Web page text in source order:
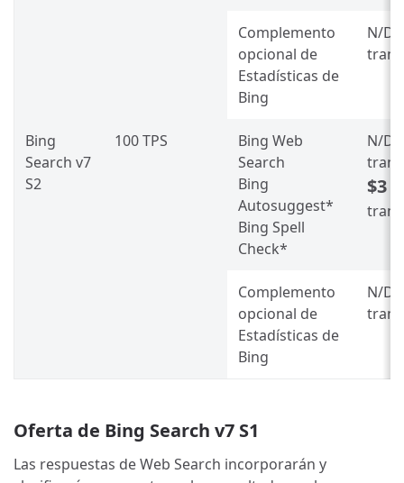
Complemento
opcional de
Estadísticas de
Bing
N/D
Bing
Search v7
S2
100 TPS
Bing Web
Search
Bing
Autosuggest*
Bing Spell
Check*
N/D
$3
Complemento
opcional de
Estadísticas de
Bing
N/D
Oferta de Bing Search v7 S1
Las respuestas de Web Search incorporarán y